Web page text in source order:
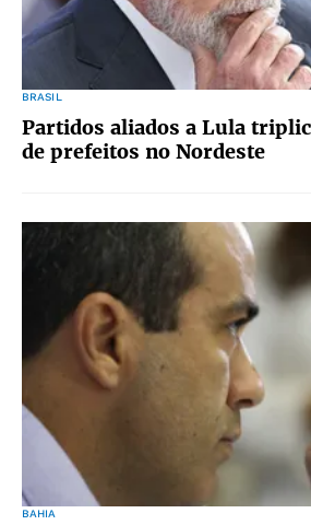
BRASIL
Partidos aliados a Lula
de prefeitos no Nordeste
BAHIA